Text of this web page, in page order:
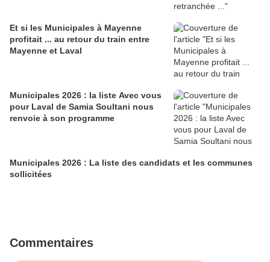
Et si les Municipales à Mayenne
profitait ... au retour du train entre
Mayenne et Laval
Municipales 2026 : la liste Avec vous
pour Laval de Samia Soultani nous
renvoie à son programme
Municipales 2026 : La liste des candidats et les communes
sollicitées
Commentaires